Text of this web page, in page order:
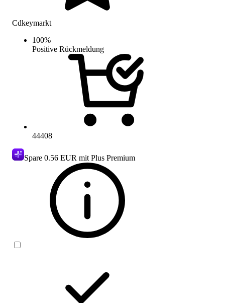
Cdkeymarkt
100%
Positive Rückmeldung
44408
Spare 0.56 EUR mit Plus Premium